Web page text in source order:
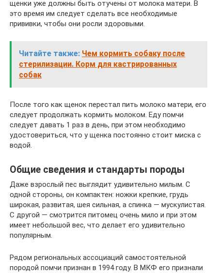
щенки уже должны быть отучены от молока матери. В
это время им следует сделать все необходимые
прививки, чтобы они росли здоровыми.
Читайте также: Чем кормить собаку после
стерилизации. Корм для кастрированных
собак
После того как щенок перестал пить молоко матери, его
следует продолжать кормить молоком. Еду помчи
следует давать 1 раз в день, при этом необходимо
удостовериться, что у щенка постоянно стоит миска с
водой.
Общие сведения и стандарты породы
Даже взрослый пес выглядит удивительно милым. С
одной стороны, он компактен: ножки крепкие, грудь
широкая, развитая, шея сильная, а спинка — мускулистая.
С другой — смотрится питомец очень мило и при этом
имеет небольшой вес, что делает его удивительно
популярным.
Рядом региональных ассоциаций самостоятельной
породой помчи признан в 1994 году. В МКФ его признали